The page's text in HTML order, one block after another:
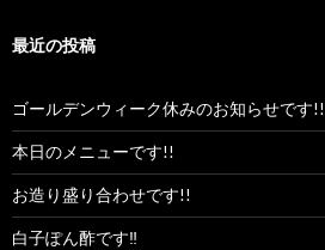
最近の投稿
ゴールデンウィーク休みのお知らせです!!
本日のメニューです!!
お造り盛り合わせです!!
白子ぽん酢です‼︎